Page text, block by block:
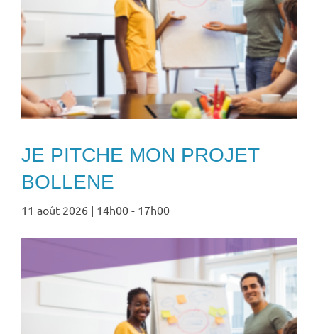
JE PITCHE MON PROJET
BOLLENE
11 août 2026 | 14h00 - 17h00